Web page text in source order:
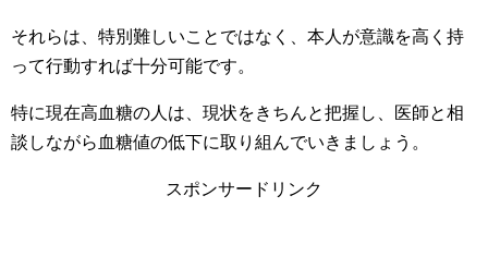
それらは、特別難しいことではなく、本人が意識を高く持
って行動すれば十分可能です。
特に現在高血糖の人は、現状をきちんと把握し、医師と相
談しながら血糖値の低下に取り組んでいきましょう。
スポンサードリンク